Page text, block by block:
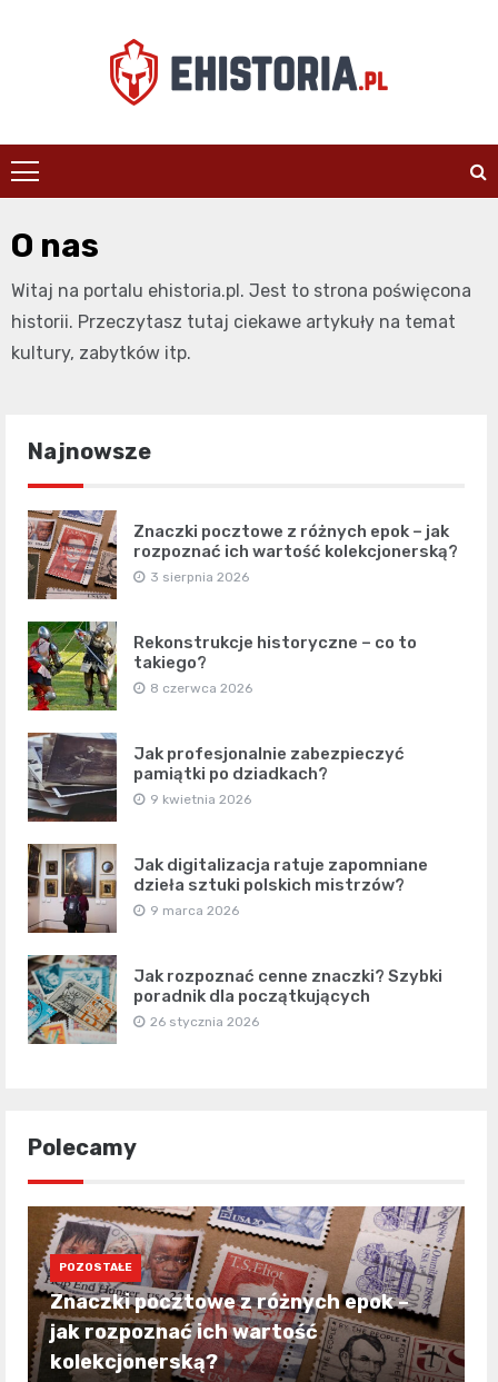
ehistoria.pl
O nas
Witaj na portalu ehistoria.pl. Jest to strona poświęcona
historii. Przeczytasz tutaj ciekawe artykuły na temat
kultury, zabytków itp.
Najnowsze
Znaczki pocztowe z różnych epok – jak
rozpoznać ich wartość kolekcjonerską?
3 sierpnia 2026
Rekonstrukcje historyczne – co to
takiego?
8 czerwca 2026
Jak profesjonalnie zabezpieczyć
pamiątki po dziadkach?
9 kwietnia 2026
Jak digitalizacja ratuje zapomniane
dzieła sztuki polskich mistrzów?
9 marca 2026
Jak rozpoznać cenne znaczki? Szybki
poradnik dla początkujących
26 stycznia 2026
Polecamy
POZOSTAŁE
Znaczki pocztowe z różnych epok –
jak rozpoznać ich wartość
kolekcjonerską?